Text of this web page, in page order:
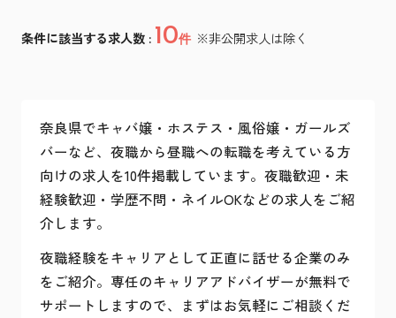
条件に該当する求人数 : 10件 ※非公開求人は除く
奈良県でキャバ嬢・ホステス・風俗嬢・ガールズ
バーなど、夜職から昼職への転職を考えている方
向けの求人を10件掲載しています。夜職歓迎・未
経験歓迎・学歴不問・ネイルOKなどの求人をご紹
介します。
夜職経験をキャリアとして正直に話せる企業のみ
をご紹介。専任のキャリアアドバイザーが無料で
サポートしますので、まずはお気軽にご相談くだ